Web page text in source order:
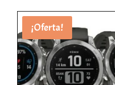
hasta
73,81€
¡Oferta!